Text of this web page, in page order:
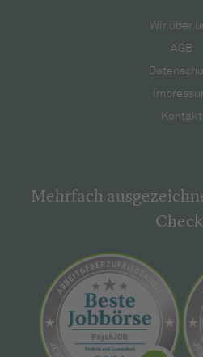
Wir über
AGB
Kontakt
Mehrfach